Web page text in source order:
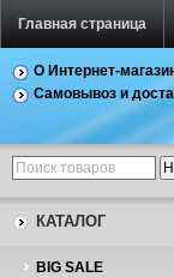
Главная страница
О Интернет-
Самовывоз и
КАТАЛОГ
BIG SALE